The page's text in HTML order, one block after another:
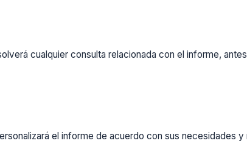
cualquier consulta relacionada con el informe,
el informe de acuerdo con sus necesidades y